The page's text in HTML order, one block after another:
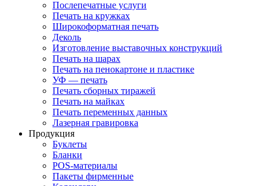
Послепечатные услуги
Печать на кружках
Широкоформатная печать
Деколь
Изготовление выставочных конструкций
Печать на шарах
Печать на пенокартоне и пластике
УФ — печать
Печать сборных тиражей
Печать на майках
Печать переменных данных
Лазерная гравировка
Продукция
Буклеты
Бланки
POS-материалы
Пакеты фирменные